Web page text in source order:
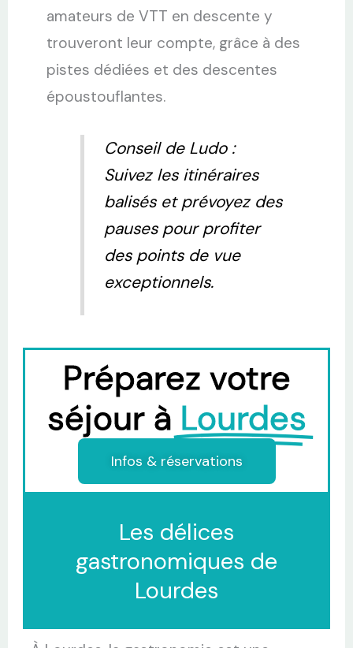
amateurs de VTT en descente y
trouveront leur compte, grâce à des
pistes dédiées et des descentes
époustouflantes.
Conseil de Ludo :
Suivez les itinéraires
balisés et prévoyez des
pauses pour profiter
des points de vue
exceptionnels.
Préparez votre
séjour à Lourdes
Infos & réservations
Les délices
gastronomiques de
Lourdes